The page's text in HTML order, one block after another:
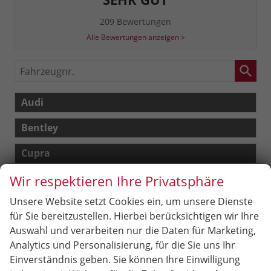
209 Bewertungen
Alle Bewertungen anzeigen >
Fahrzeugnr.
Audi
Bentley
Cupra
Dacia
Fiat
Ford
Hyundai
Wir respektieren Ihre Privatsphäre
Unsere Website setzt Cookies ein, um unsere Dienste
für Sie bereitzustellen. Hierbei berücksichtigen wir Ihre
Auswahl und verarbeiten nur die Daten für Marketing,
Analytics und Personalisierung, für die Sie uns Ihr
Einverständnis geben. Sie können Ihre Einwilligung